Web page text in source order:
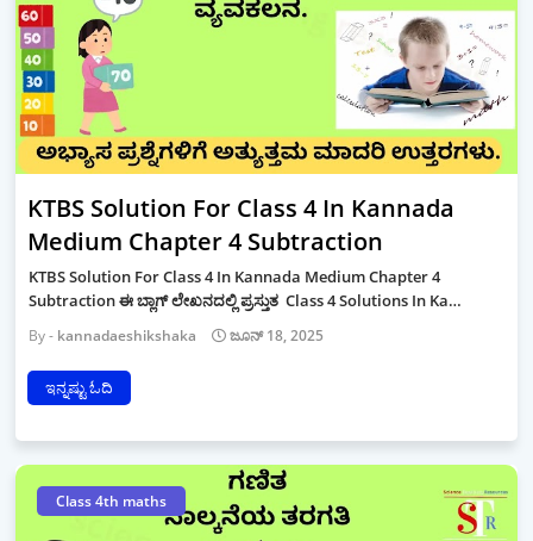
KTBS Solution For Class 4 In Kannada
Medium Chapter 4 Subtraction
KTBS Solution For Class 4 In Kannada Medium Chapter 4
Subtraction ಈ ಬ್ಲಾಗ್ ಲೇಖನದಲ್ಲಿ ಪ್ರಸ್ತುತ Class 4 Solutions In Ka…
kannadaeshikshaka ಜೂನ್ 18, 2025
ಇನ್ನಷ್ಟು ಓದಿ
Class 4th maths